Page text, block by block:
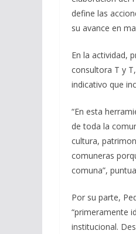
define las
su avance en
En la actividad,
consultora T y
indicativo que
“En esta
de toda la
cultura,
comuneras
comuna”,
Por su parte,
“primeramente
institucional.